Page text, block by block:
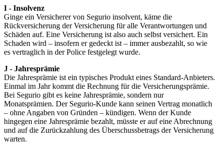
I - Insolvenz
Ginge ein Versicherer von Segurio insolvent, käme die
Rückversicherung der Versicherung für alle Verantwortungen und
Schäden auf. Eine Versicherung ist also auch selbst versichert. Ein
Schaden wird – insofern er gedeckt ist – immer ausbezahlt, so wie
es vertraglich in der Police festgelegt wurde.
J - Jahresprämie
Die Jahresprämie ist ein typisches Produkt eines Standard-Anbieters.
Einmal im Jahr kommt die Rechnung für die Versicherungsprämie.
Bei Segurio gibt es keine Jahresprämie, sondern nur
Monatsprämien. Der Segurio-Kunde kann seinen Vertrag monatlich
– ohne Angaben von Gründen – kündigen. Wenn der Kunde
hingegen eine Jahresprämie bezahlt, müsste er auf eine Abrechnung
und auf die Zurückzahlung des Überschussbetrags der Versicherung
warten.